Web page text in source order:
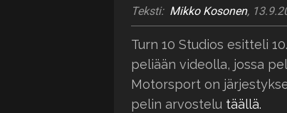
Teksti: Mikko Kosonen,
Turn 10 Studios esitteli
peliään videolla, jossa
Motorsport on
pelin arvostelu täällä.